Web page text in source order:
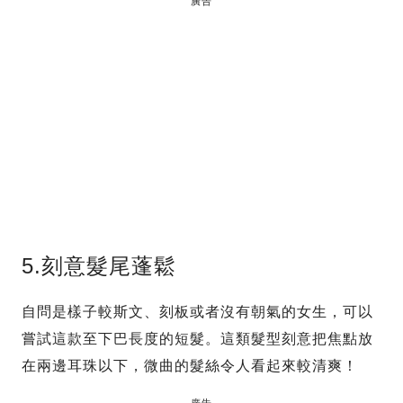
5.刻意髮尾蓬鬆
自問是樣子較斯文、刻板或者沒有朝氣的女生，可以
嘗試這款至下巴長度的短髮。這類髮型刻意把焦點放
在兩邊耳珠以下，微曲的髮絲令人看起來較清爽！